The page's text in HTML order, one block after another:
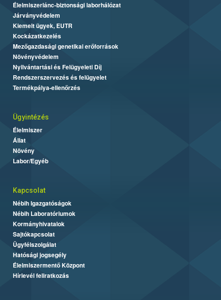
Élelmiszerlánc-biztonsági laborhálózat
Járványvédelem
Kiemelt ügyek, EUTR
Kockázatkezelés
Mezőgazdasági genetikai erőforrások
Növényvédelem
Nyilvántartási és Felügyeleti Díj
Rendszerszervezés és felügyelet
Termékpálya-ellenőrzés
Ügyintézés
Élelmiszer
Állat
Növény
Labor/Egyéb
Kapcsolat
Nébih Igazgatóságok
Nébih Laboratóriumok
Kormányhivatalok
Sajtókapcsolat
Ügyfélszolgálat
Hatósági jogsegély
Élelmiszermentő Központ
Hírlevél feliratkozás